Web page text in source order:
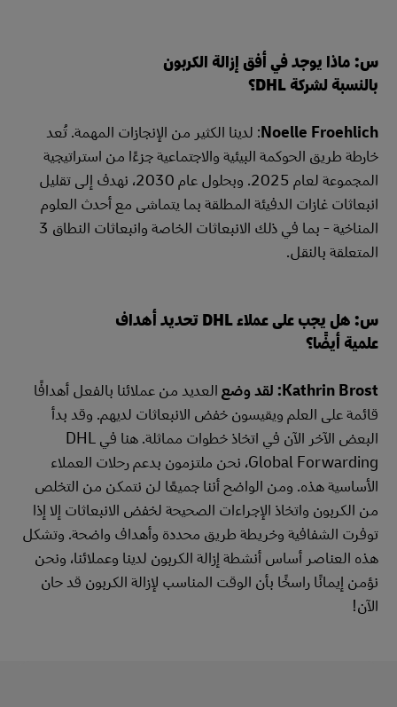
س: ماذا يوجد في أفق إزالة الكربون
بالنسبة لشركة DHL؟
Noelle Froehlich: لدينا الكثير من الإنجازات المهمة. تُعد
خارطة طريق الحوكمة البيئية والاجتماعية جزءًا من استراتيجية
المجموعة لعام 2025. وبحلول عام 2030، نهدف إلى تقليل
انبعاثات غازات الدفيئة المطلقة بما يتماشى مع أحدث العلوم
المناخية - بما في ذلك الانبعاثات الخاصة وانبعاثات النطاق 3
المتعلقة بالنقل.
س: هل يجب على عملاء DHL تحديد أهداف
علمية أيضًا؟
Kathrin Brost: لقد وضع
العديد من عملائنا بالفعل أهدافًا
قائمة على العلم ويقيسون خفض الانبعاثات لديهم. وقد بدأ
البعض الآخر الآن في اتخاذ خطوات مماثلة. هنا في DHL
Global Forwarding، نحن ملتزمون بدعم رحلات العملاء
الأساسية هذه. ومن الواضح أننا جميعًا لن نتمكن من التخلص
من الكربون واتخاذ الإجراءات الصحيحة لخفض الانبعاثات إلا إذا
توفرت الشفافية وخريطة طريق محددة وأهداف واضحة. وتشكل
هذه العناصر أساس أنشطة إزالة الكربون لدينا وعملائنا، ونحن
نؤمن إيمانًا راسخًا بأن الوقت المناسب لإزالة الكربون قد حان
الآن!